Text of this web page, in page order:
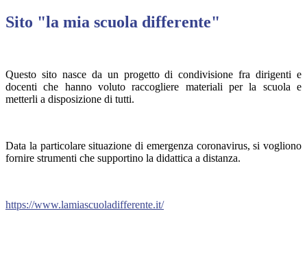
Sito "la mia scuola differente"
Questo sito nasce da un progetto di condivisione fra dirigenti e
docenti che hanno voluto raccogliere materiali per la scuola e
metterli a disposizione di tutti.
Data la particolare situazione di emergenza coronavirus, si vogliono
fornire strumenti che supportino la didattica a distanza.
https://www.lamiascuoladifferente.it/